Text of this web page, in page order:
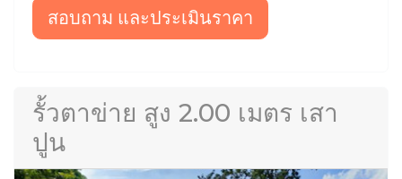
สอบถาม และประเมินราคา
รั้วตาข่าย สูง 2.00 เมตร เสา
ปูน